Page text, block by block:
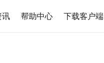
讯 帮助中心 下载客户端